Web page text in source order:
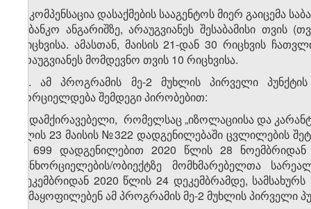
ვ) კომპენსაცია დასაქმების სააგენტოს მიერ
საბანკო ანგარიშზე, არაუგვიანეს შესაბამისი
რიცხვისა. ამასთან, მაისის 21-დან 30 რიცხვის
არაუგვიანეს მომდევნო თვის 10 რიცხვისა.
. ამ პროგრამის მე-2 მუხლის პირველი პუნქტის
ხორციელდება შემდეგი პირობებით:
ა) დამქირავებელი, რომელსაც „იზოლაციისა და
წლის 23 მაისის №322 დადგენილებაში ცვლილების
№699 დადგენილებით 2020 წლის 28 ნოემბრიდან
განხორციელების/ობიექტზე მომხმარებელთა
დეკემბრიდან 2020 წლის 24 დეკემბრამდე,
აკმაყოფილებენ ამ პროგრამის მე-2 მუხლის პირველი